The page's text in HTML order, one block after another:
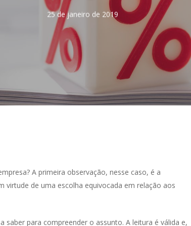
25 de janeiro de 2019
A primeira observação, nesse caso, é a
de uma escolha equivocada em relação aos
para compreender o assunto. A leitura é válida e,